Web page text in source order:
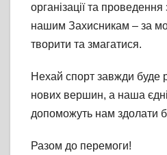
організації та
нашим Захисникам – за
творити та змагатися.
Нехай спорт завжди буде
нових вершин, а наша
допоможуть нам здолати
Разом до перемоги!